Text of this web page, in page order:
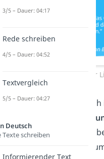
Weise Worte zur
„Wenn es dir
Liebe in der Welt zu
dann hast du nicht
3/5 – Dauer: 04:17
Rede schreiben
4/5 – Dauer: 04:52
Textvergleich
5/5 – Dauer: 04:27
Deutsch
Texte schreiben
Informierender Text